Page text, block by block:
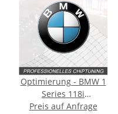
Optimierung - BMW 1
Series 118i
Typ:E81/E82/E87/E88
Preis auf Anfrage